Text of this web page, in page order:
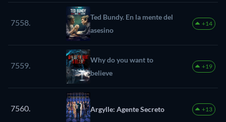
7558.
Ted Bundy. En la mente del
asesino
+14
7559.
Why do you want to
believe
+19
7560. Argylle: Agente Secreto +13